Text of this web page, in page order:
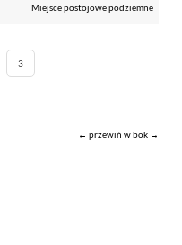
Miejsce postojowe podziemne
3
← przewiń w bok →